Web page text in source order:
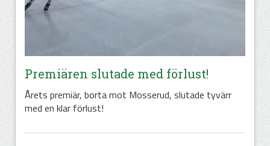
Premiären slutade med förlust!
Årets premiär, borta mot Mosserud, slutade tyvärr
med en klar förlust!